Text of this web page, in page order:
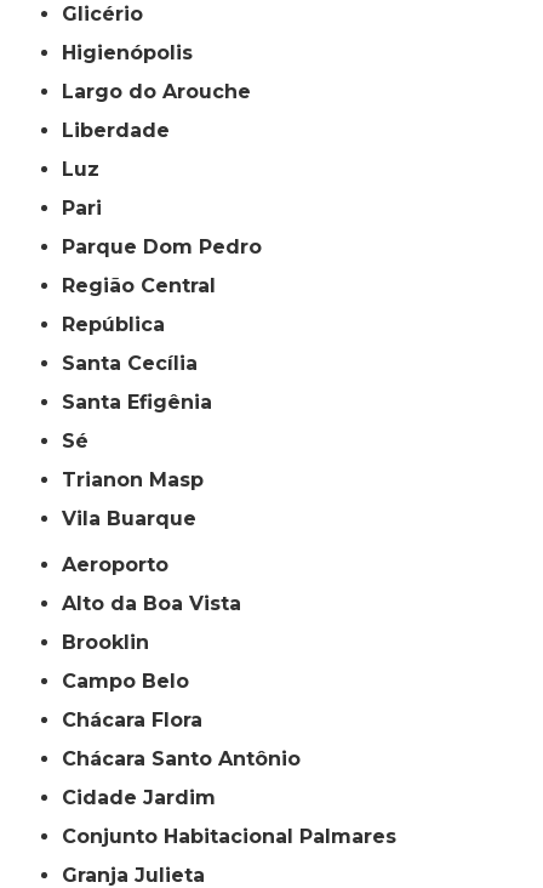
Glicério
Higienópolis
Largo do Arouche
Liberdade
Luz
Pari
Parque Dom Pedro
Região Central
República
Santa Cecília
Santa Efigênia
Sé
Trianon Masp
Vila Buarque
Aeroporto
Alto da Boa Vista
Brooklin
Campo Belo
Chácara Flora
Chácara Santo Antônio
Cidade Jardim
Conjunto Habitacional Palmares
Granja Julieta